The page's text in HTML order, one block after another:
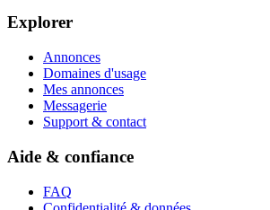
Explorer
Annonces
Domaines d'usage
Mes annonces
Messagerie
Support & contact
Aide & confiance
FAQ